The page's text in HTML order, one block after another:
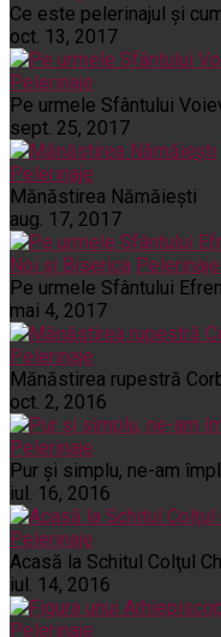
Ce este pelerinajul şi
oct. 13, 2017
Pelerinaje
Pe urmele Sfântului
sept. 25, 2017
Pelerinaje
Mănăstirea Nămăiești
aug. 17, 2017
Noi și Biserica Pelerinaje
Pe urmele Sfântului
mai 4, 2017
Pelerinaje
Mănăstirea rupestră
oct. 2, 2016
Pelerinaje
Pur şi simplu, ne-am
iul. 16, 2016
Pelerinaje
Acasă la Schitul Colţul
iul. 14, 2016
Pelerinaje